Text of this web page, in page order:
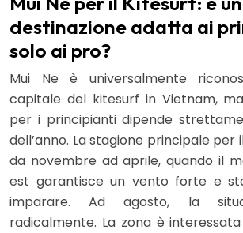
destinazione adatta ai
solo ai pro?
Mui Ne è universalmente
capitale del kitesurf in Vietnam,
per i principianti dipende
dell’anno. La stagione principale per
da novembre ad aprile, quando il
est garantisce un vento forte e
imparare. Ad agosto, la
radicalmente. La zona è